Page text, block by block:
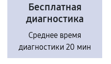
Бесплатная
диагностика
Среднее время
диагностики 20 мин